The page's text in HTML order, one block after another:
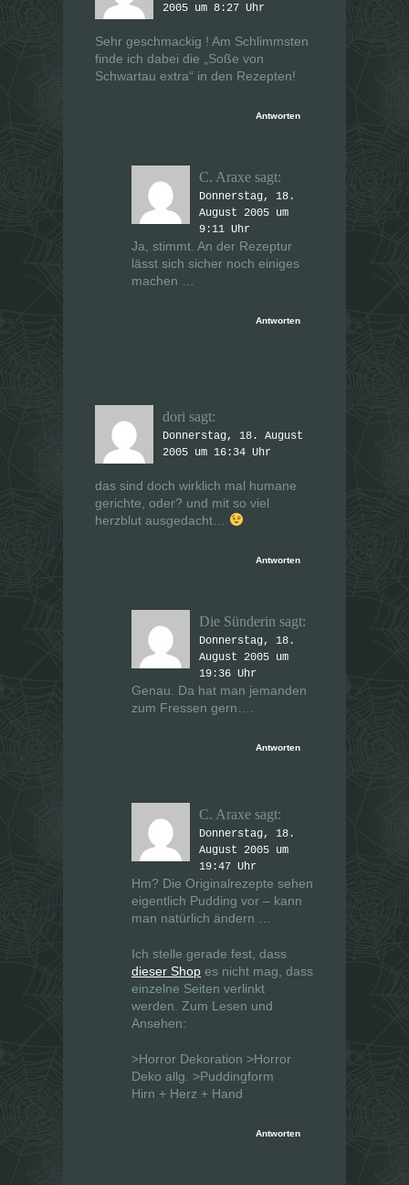
2005 um 8:27 Uhr
Sehr geschmackig ! Am Schlimmsten
finde ich dabei die „Soße von
Schwartau extra“ in den Rezepten!
Antworten
C. Araxe sagt:
Donnerstag, 18.
August 2005 um
9:11 Uhr
Ja, stimmt. An der Rezeptur
lässt sich sicher noch einiges
machen …
Antworten
dori sagt:
Donnerstag, 18. August
2005 um 16:34 Uhr
das sind doch wirklich mal humane
gerichte, oder? und mit so viel
herzblut ausgedacht…
Antworten
Die Sünderin sagt:
Donnerstag, 18.
August 2005 um
19:36 Uhr
Genau. Da hat man jemanden
zum Fressen gern….
Antworten
C. Araxe sagt:
Donnerstag, 18.
August 2005 um
19:47 Uhr
Hm? Die Originalrezepte sehen
eigentlich Pudding vor – kann
man natürlich ändern …
Ich stelle gerade fest, dass
dieser Shop es nicht mag, dass
einzelne Seiten verlinkt
werden. Zum Lesen und
Ansehen:
>Horror Dekoration >Horror
Deko allg. >Puddingform
Hirn + Herz + Hand
Antworten